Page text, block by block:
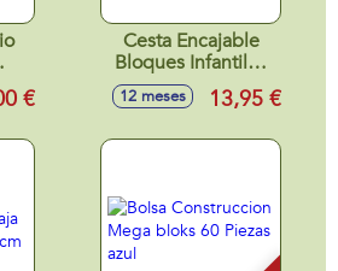
€
Cesta Encajable
Bloques Infantiles
Con Asa Para
Transportar
12 meses 13,95 €